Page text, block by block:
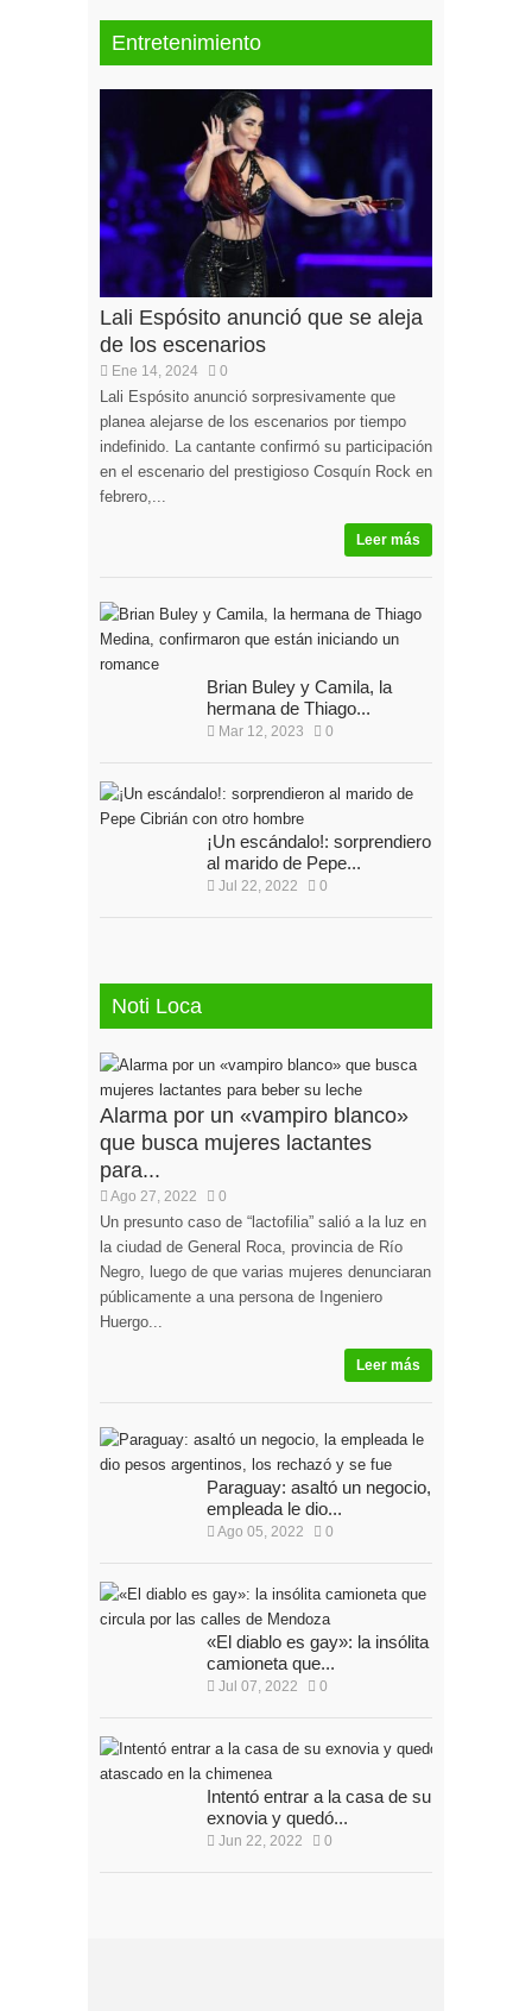
Entretenimiento
Lali Espósito anunció que se aleja
de los escenarios
Ene 14, 2024 0
Lali Espósito anunció sorpresivamente que
planea alejarse de los escenarios por tiempo
indefinido. La cantante confirmó su participación
en el escenario del prestigioso Cosquín Rock en
febrero,...
Leer más
Brian Buley y Camila, la
hermana de Thiago...
Mar 12, 2023 0
¡Un escándalo!: sorprendieron
al marido de Pepe...
Jul 22, 2022 0
Noti Loca
Alarma por un «vampiro blanco»
que busca mujeres lactantes
para...
Ago 27, 2022 0
Un presunto caso de “lactofilia” salió a la luz en
la ciudad de General Roca, provincia de Río
Negro, luego de que varias mujeres denunciaran
públicamente a una persona de Ingeniero
Huergo...
Leer más
Paraguay: asaltó un negocio, la
empleada le dio...
Ago 05, 2022 0
«El diablo es gay»: la insólita
camioneta que...
Jul 07, 2022 0
Intentó entrar a la casa de su
exnovia y quedó...
Jun 22, 2022 0